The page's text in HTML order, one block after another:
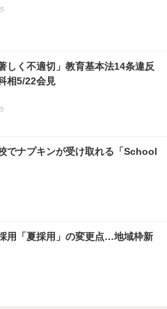
しく不適切」教育基本法14条違反
相5/22会見
でナプキンが受け取れる「School
用「夏採用」の変更点…地域枠新